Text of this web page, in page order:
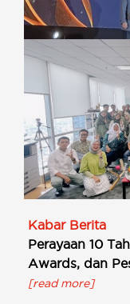
InsightKabar
Terapkan
Digiserve Raih
[read more]
Kabar Berita
Perayaan 10
Awards, dan
[read more]